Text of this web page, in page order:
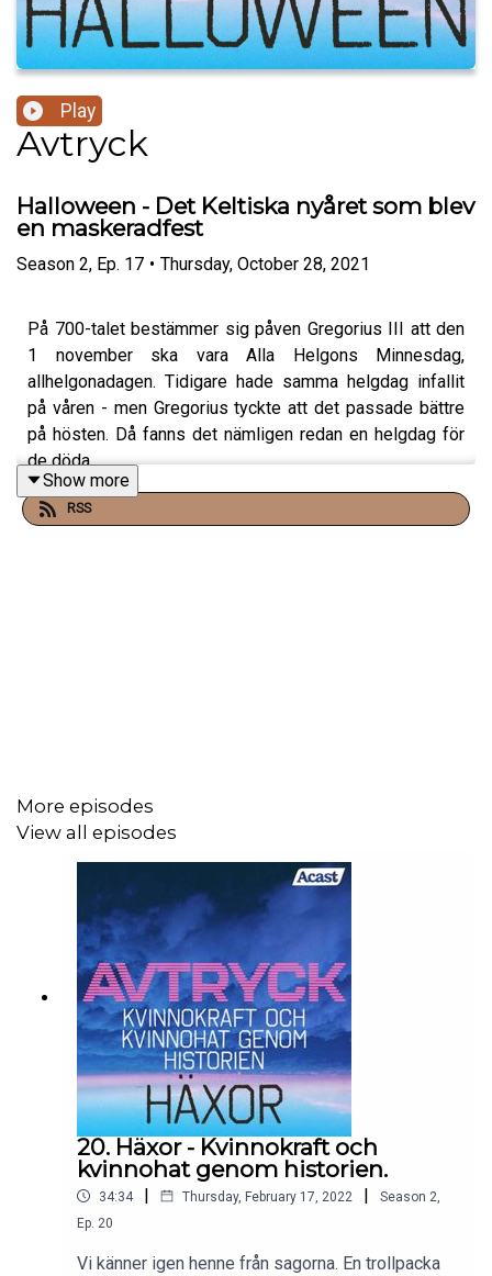
Play
Avtryck
Halloween - Det Keltiska nyåret som blev
en maskeradfest
Season 2, Ep. 17 • Thursday, October 28, 2021
På 700-talet bestämmer sig påven Gregorius III att den
1 november ska vara Alla Helgons Minnesdag,
allhelgonadagen. Tidigare hade samma helgdag infallit
på våren - men Gregorius tyckte att det passade bättre
på hösten. Då fanns det nämligen redan en helgdag för
de döda.
Det var kelternas högtid Samhain, början på det Keltiska
nya året som innebar sommarens död och vinterns intåg.
Sakkunning:
Ingvar Hirdwall, David Fukamachi Regnfors, Marika
Lindström, Ted Dawidson, Dexter Hirdwall, Dino Hirdwall,
Jessie Conville, Milla Conville, Anna Brixter
Kontakt:
avtryckpodcast.com
avtryck@dynastin.com
Show more
RSS
More episodes
View all episodes
20. Häxor - Kvinnokraft och
kvinnohat genom historien.
34:34 | Thursday, February 17, 2022 | Season 2,
Ep. 20
Vi känner igen henne från sagorna. En trollpacka